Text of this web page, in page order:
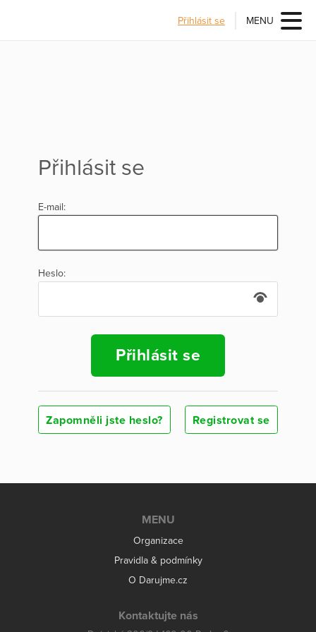
Přihlásit se MENU
Přihlásit se
E-mail:
Heslo:
Přihlásit se
Zapomněli jste heslo? Registrovat se
MENU
Organizace
Pravidla & podmínky
O Darujme.cz
Kontaktujte nás